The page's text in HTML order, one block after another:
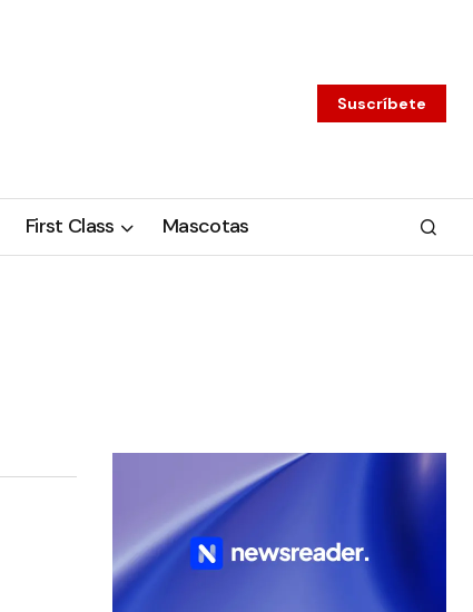
Suscríbete
First Class Mascotas